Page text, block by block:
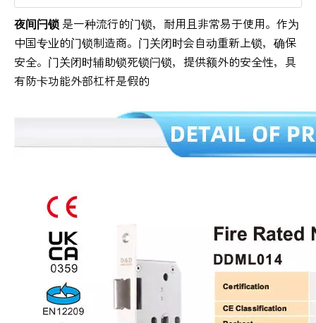
夜间闩锁 是一种流行的门锁，耐用且非常易于使用。作为
中国专业的门锁制造商。门关闭时会自动重新上锁，确保
安全。门关闭时辅助锁死锁闩锁，提供额外的安全性，具
有防卡功能外部杠杆是假的